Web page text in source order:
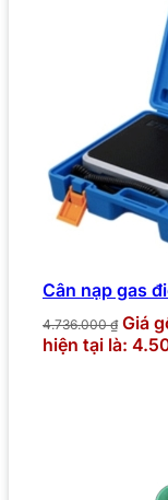
Cân nạp gas
4.736.000₫ Giá
hiện tại là: